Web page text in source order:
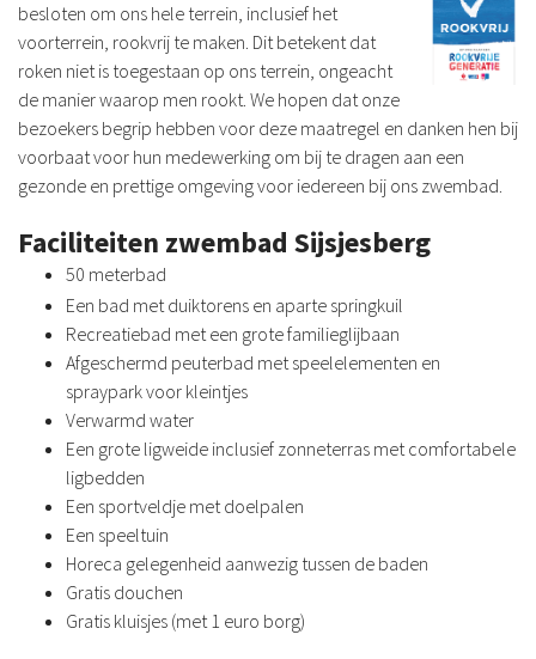
besloten om ons hele terrein, inclusief het
voorterrein, rookvrij te maken. Dit betekent dat
roken niet is toegestaan op ons terrein, ongeacht
de manier waarop men rookt. We hopen dat onze
bezoekers begrip hebben voor deze maatregel en danken hen bij
voorbaat voor hun medewerking om bij te dragen aan een
gezonde en prettige omgeving voor iedereen bij ons zwembad.
Faciliteiten zwembad Sijsjesberg
50 meterbad
Een bad met duiktorens en aparte springkuil
Recreatiebad met een grote familieglijbaan
Afgeschermd peuterbad met speelelementen en
spraypark voor kleintjes
Verwarmd water
Een grote ligweide inclusief zonneterras met comfortabele
ligbedden
Een sportveldje met doelpalen
Een speeltuin
Horeca gelegenheid aanwezig tussen de baden
Gratis douchen
Gratis kluisjes (met 1 euro borg)